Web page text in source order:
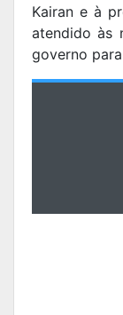
Kairan e à
atendido às
governo para